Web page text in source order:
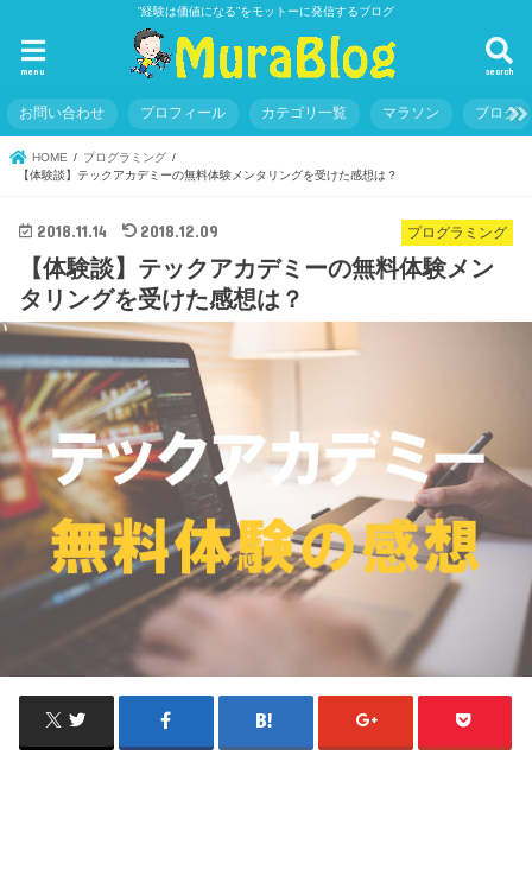
”経験は価値になる”をモットーに発信するブログ
search
menu
お問い合わせ プロフィール カテゴリ一覧 マラソン ブログ
HOME
プログラミング
【体験談】テックアカデミーの無料体験メンタリングを受けた感想は？
プログラミング
2018.11.14 2018.12.09
【体験談】テックアカデミーの無料体験メン
タリングを受けた感想は？